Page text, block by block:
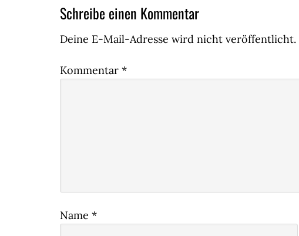
Leser-
Interaktionen
Schreibe einen Kommentar
Deine E-Mail-Adresse wird nicht veröffentlicht.
Kommentar *
Name *